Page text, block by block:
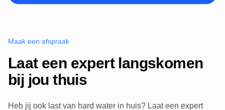
Maak een afspraak
Laat een expert langskomen
bij jou thuis
Heb jij ook last van hard water in huis? Laat een expert